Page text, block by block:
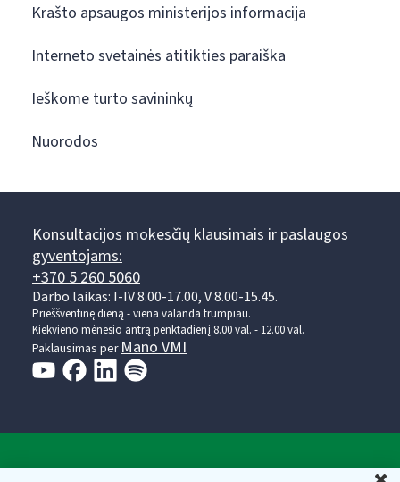
Krašto apsaugos ministerijos informacija
Interneto svetainės atitikties paraiška
Ieškome turto savininkų
Nuorodos
Konsultacijos mokesčių klausimais ir paslaugos
gyventojams:
+370 5 260 5060
Darbo laikas: I-IV 8.00-17.00, V 8.00-15.45.
Prieššventinę dieną - viena valanda trumpiau.
Kiekvieno mėnesio antrą penktadienį 8.00 val. - 12.00 val.
Paklausimas per Mano VMI